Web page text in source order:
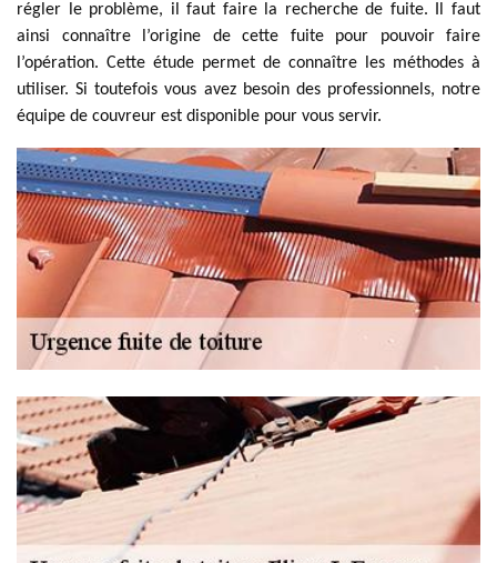
régler le problème, il faut faire la recherche de fuite. Il faut
ainsi connaître l’origine de cette fuite pour pouvoir faire
l’opération. Cette étude permet de connaître les méthodes à
utiliser. Si toutefois vous avez besoin des professionnels, notre
équipe de couvreur est disponible pour vous servir.